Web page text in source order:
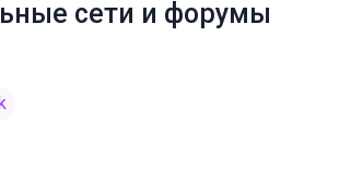
сети и форумы